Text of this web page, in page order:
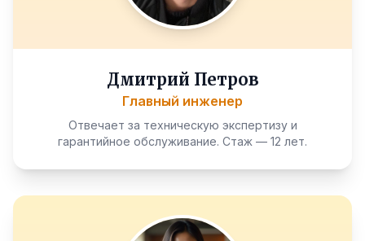
Дмитрий Петров
Главный инженер
Отвечает за техническую экспертизу и
гарантийное обслуживание. Стаж — 12 лет.